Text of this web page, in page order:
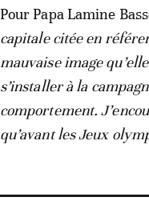
Pour Papa Lamine
capitale citée en
mauvaise image
s’installer à la
comportement.
qu’avant les Jeux